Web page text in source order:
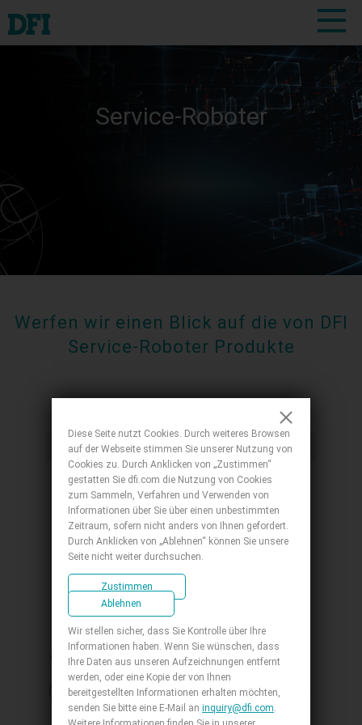
Service-Roboter
Werfen wir einen Blick auf die von DFI
Service-Roboter Produkte
Embedded-Board Products
ATX
GRW610-W890
ATX, 6th Generation Intel® Xeon® W Family,
DDR5 ECC-RDIMM, DP, OOB, 3 PCIe x16
(Gen5), 4 PCIe x8 (Gen5), 2 M.2 M key 2280, 2
2.5GbE + 2 10GbE, 8 SATA 3.0, 8 USB 3.2, 2
Diese Seite nutzt Cookies. Durch weiteres Browsen
auf der Webseite stimmen Sie unserer Nutzung von
Cookies zu. Durch Anklicken von „Zustimmen“
gestatten Sie dfi.com die Nutzung von Cookies
zum Sammeln, Verfahren und Verwenden von
Informationen über Sie über einen unbestimmten
Zeitraum, sofern nicht anders von Ihnen gefordert.
Durch Anklicken von „Ablehnen“ können Sie unsere
Seite nicht weiter durchsuchen.
Zustimmen
Ablehnen
Wir stellen sicher, dass Sie Kontrolle über Ihre
Informationen haben. Wenn Sie wünschen, dass
Ihre Daten aus unseren Aufzeichnungen entfernt
werden, oder eine Kopie der von Ihnen
bereitgestellten Informationen erhalten möchten,
senden Sie bitte eine E-Mail an inquiry@dfi.com